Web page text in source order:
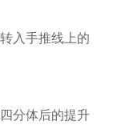
入手推线上的
分体后的提升